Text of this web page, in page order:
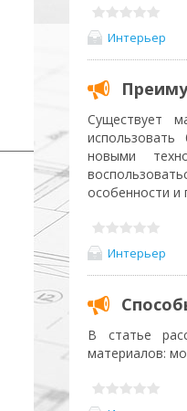
Интерьер
Существует
новыми
особенности и
Интерьер
В статье
материалов: